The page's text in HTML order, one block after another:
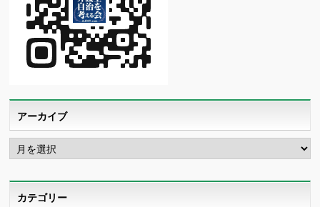
アーカイブ
ア
ー
カ
カテゴリー